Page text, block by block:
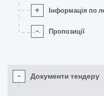
+ Інформація по
- Пропозиції
- Документи тендеру